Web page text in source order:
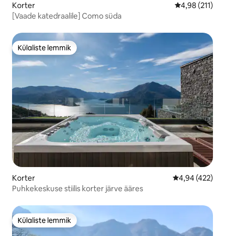
Korter Keskmine
4,98 (211)
[Vaade katedraalile] Como süda
Külaliste lemmik
Külaliste lemmik
Korter Keskmine
4,94 (422)
Puhkekeskuse stiilis korter järve ääres
Külaliste lemmik
Külaliste lemmik